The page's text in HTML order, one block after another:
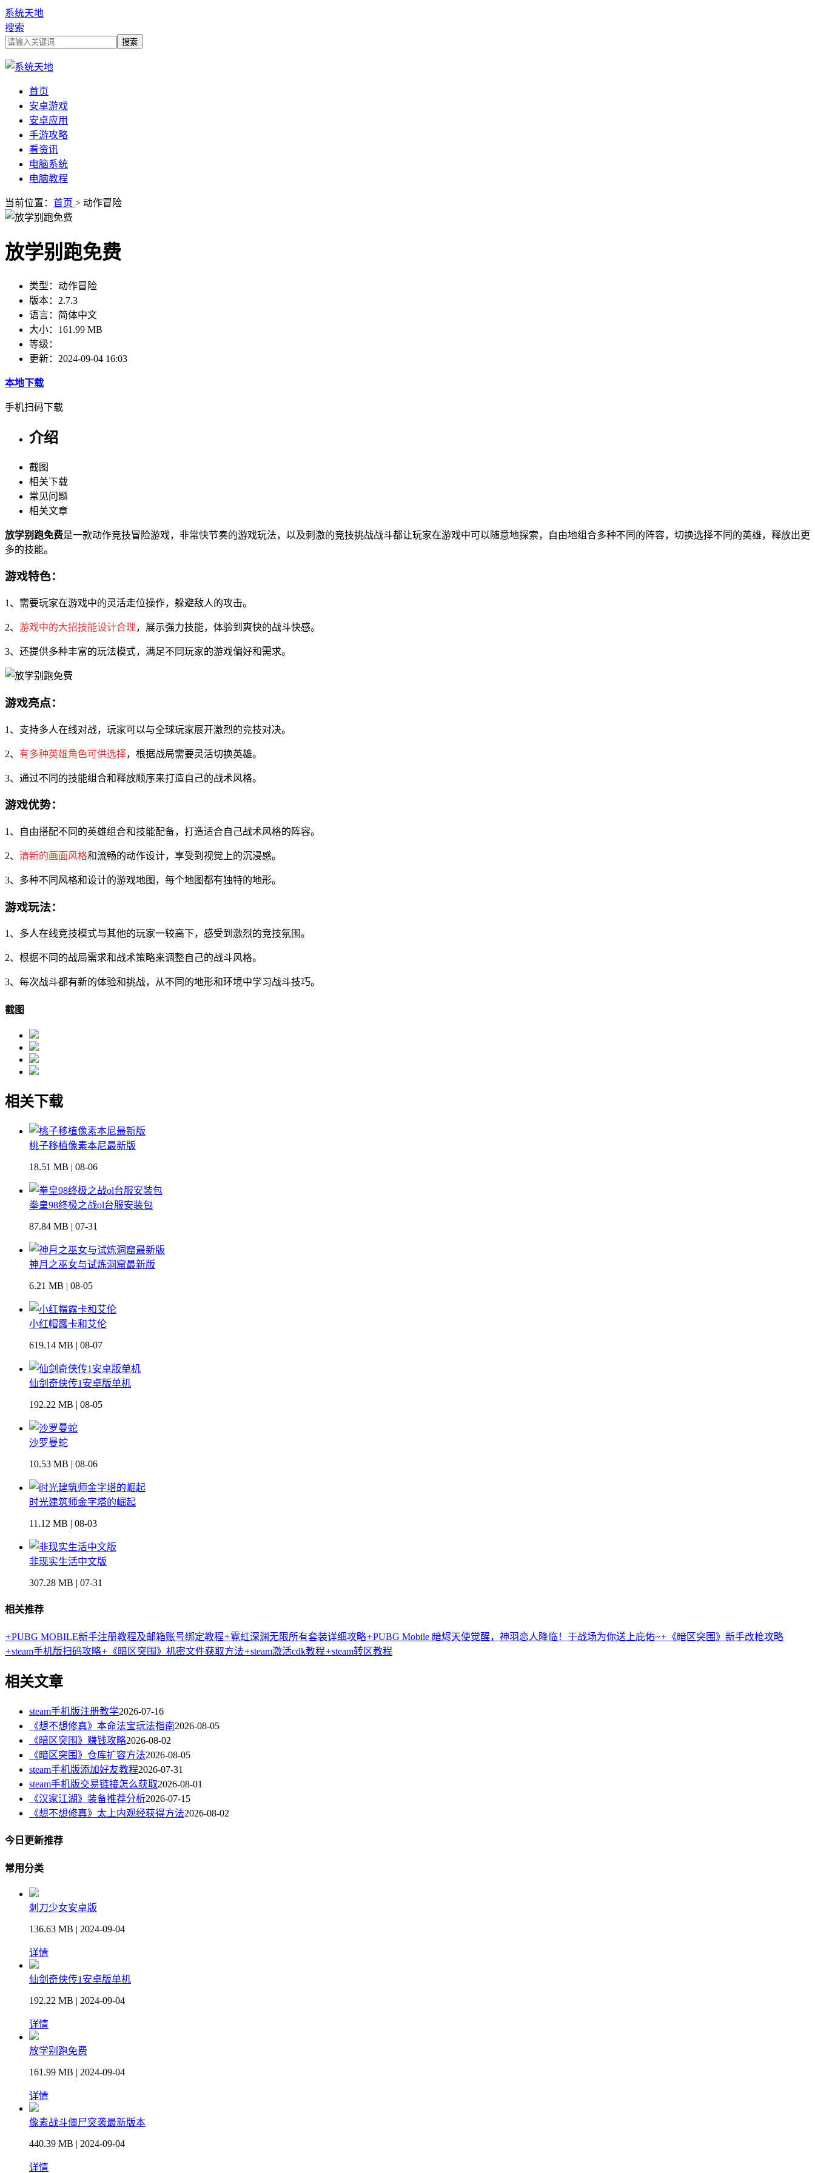
系统天地
搜索
首页
安卓游戏
安卓应用
手游攻略
看资讯
电脑系统
电脑教程
当前位置： 首页 > 动作冒险
放学别跑免费
类型： 动作冒险
版本： 2.7.3
语言： 简体中文
大小： 161.99 MB
等级：
更新： 2024-09-04 16:03
本地下载
手机扫码下载
介绍
截图
相关下载
常见问题
相关文章
放学别跑免费是一款动作竞技冒险游戏，非常快节奏的游戏玩法，以及刺激的竞技挑战战斗都让玩家在游戏中可以随意地探索，自由地组合多种不同的阵容，切换选择不同的英雄，释放出更
多的技能。
游戏特色：
1、需要玩家在游戏中的灵活走位操作，躲避敌人的攻击。
2、 游戏中的大招技能设计合理，展示强力技能，体验到爽快的战斗快感。
3、还提供多种丰富的玩法模式，满足不同玩家的游戏偏好和需求。
游戏亮点：
1、支持多人在线对战，玩家可以与全球玩家展开激烈的竞技对决。
2、 有多种英雄角色可供选择，根据战局需要灵活切换英雄。
3、通过不同的技能组合和释放顺序来打造自己的战术风格。
游戏优势：
1、自由搭配不同的英雄组合和技能配备，打造适合自己战术风格的阵容。
2、 清新的画面风格和流畅的动作设计，享受到视觉上的沉浸感。
3、多种不同风格和设计的游戏地图，每个地图都有独特的地形。
游戏玩法：
1、多人在线竞技模式与其他的玩家一较高下，感受到激烈的竞技氛围。
2、根据不同的战局需求和战术策略来调整自己的战斗风格。
3、每次战斗都有新的体验和挑战，从不同的地形和环境中学习战斗技巧。
截图
相关下载
桃子移植像素本尼最新版
18.51 MB | 08-06
拳皇98终极之战ol台服安装包
87.84 MB | 07-31
神月之巫女与试炼洞窟最新版
6.21 MB | 08-05
小红帽露卡和艾伦
619.14 MB | 08-07
仙剑奇侠传1安卓版单机
192.22 MB | 08-05
沙罗曼蛇
10.53 MB | 08-06
时光建筑师金字塔的崛起
11.12 MB | 08-03
非现实生活中文版
307.28 MB | 07-31
相关推荐
+PUBG MOBILE新手注册教程及邮箱账号绑定教程+霓虹深渊无限所有套装详细攻略+PUBG Mobile 暗烬天使觉醒，神羽恋人降临！于战场为你送上庇佑~+ 《暗区突围》新手改枪攻略
+steam手机版扫码攻略+ 《暗区突围》机密文件获取方法+steam激活cdk教程+steam转区教程
相关文章
steam手机版注册教学2026-07-16
《想不想修真》本命法宝玩法指南2026-08-05
《暗区突围》赚钱攻略2026-08-02
《暗区突围》仓库扩容方法2026-08-05
steam手机版添加好友教程2026-07-31
steam手机版交易链接怎么获取2026-08-01
《汉家江湖》装备推荐分析2026-07-15
《想不想修真》太上内观经获得方法2026-08-02
今日更新推荐
常用分类
刺刀少女安卓版
136.63 MB | 2024-09-04
详情
仙剑奇侠传1安卓版单机
192.22 MB | 2024-09-04
详情
放学别跑免费
161.99 MB | 2024-09-04
详情
像素战斗僵尸突袭最新版本
440.39 MB | 2024-09-04
详情